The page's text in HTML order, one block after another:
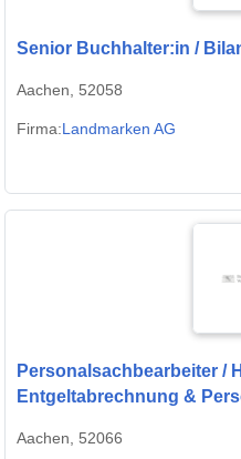
Senior Buchhalter:in /
Aachen, 52058
Firma:Landmarken AG
Personalsachbearbeiter /
Entgeltabrechnung &
Aachen, 52066